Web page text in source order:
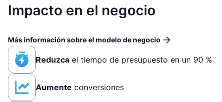
Impacto en el negocio
Más información sobre el modelo de negocio
Reduzca el tiempo de presupuesto en un 90 %
Aumente conversiones